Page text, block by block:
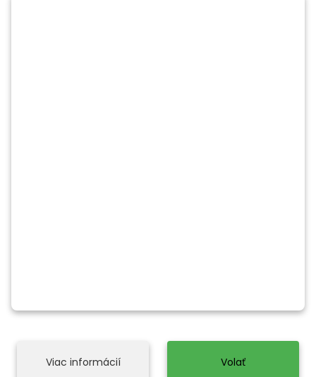
Viac informácií Volať